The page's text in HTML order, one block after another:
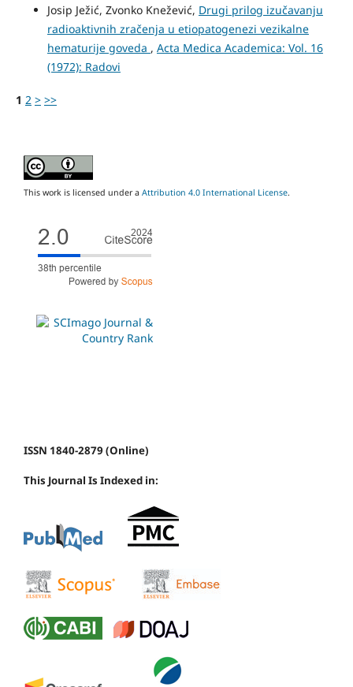
Josip Ježić, Zvonko Knežević, Drugi prilog izučavanju
radioaktivnih zračenja u etiopatogenezi vezikalne
hematurije goveda , Acta Medica Academica: Vol. 16
(1972): Radovi
1 2 > >>
This work is licensed under a Attribution 4.0 International License.
ISSN 1840-2879 (Online)
This Journal Is Indexed in: